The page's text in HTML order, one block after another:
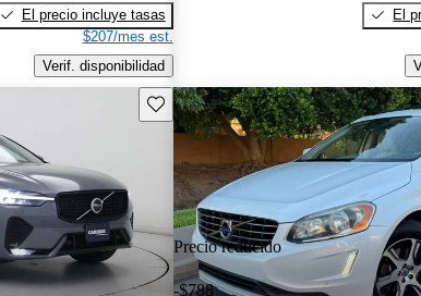
El precio incluye tasas
$207/mes est.
Verif. disponibilidad
El
Guarda este Aviso
Precio reducido
-$788